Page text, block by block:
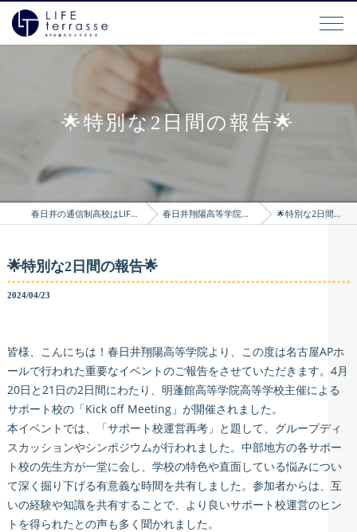
🌟特別な2日間の報告🌟
春日井の通信制高校はLIFEterrasse 春日井翔陽高等学院のブログ 🌟特別な2日間の報告🌟
🌟特別な2日間の報告🌟
2024/04/23
皆様、こんにちは！春日井翔陽高等学院より、この度は名古屋APホ
ールで行われた重要なイベントのご報告をさせていただきます。4月
20日と21日の2日間にわたり、明蓬館高等学院高等学校主催による
サポート校の「Kick off Meeting」が開催されました。
本イベントでは、「サポート校運営再考」と題して、グループディ
スカッションやシンポジウムが行われました。中部地方の各サポー
ト校の先生方が一堂に会し、学校の特色や直面している悩みについ
て深く掘り下げる有意義な時間を共有しました。参加者からは、互
いの経験や知識を共有することで、より良いサポート校運営のヒン
トを得られたとの声も多く聞かれました。